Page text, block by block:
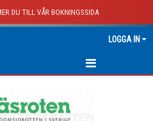
DU TILL VÅR BOKNINGSSIDA
LOGGA IN